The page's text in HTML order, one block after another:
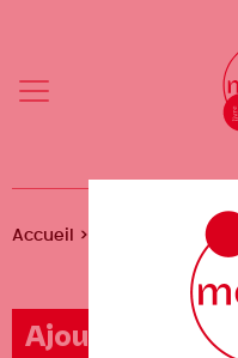
Menu
principal
Menu
Fil
Accueil Une
Ajouter un